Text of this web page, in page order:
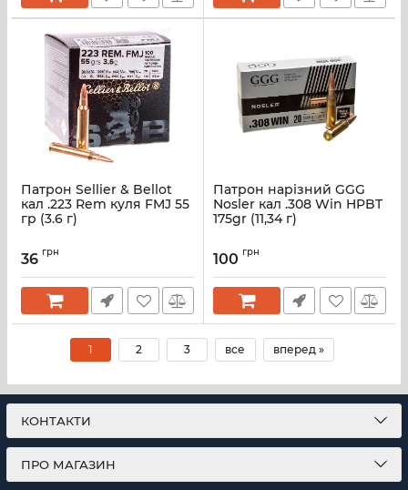
Патрон Sellier & Bellot
кал .223 Rem куля FMJ 55
гр (3.6 г)
36 грн
Патрон нарізний GGG
Nosler кал .308 Win HPBT
175gr (11,34 г)
100 грн
1 2 3 все вперед »
КОНТАКТИ
ПРО МАГАЗИН